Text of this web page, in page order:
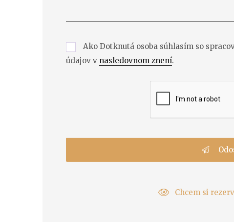
Ako Dotknutá osoba súhlasím so
údajov v nasledovnom znení.
Chcem si